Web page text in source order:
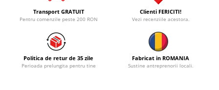
Transport GRATUIT
Pentru comenzile peste 200 RON
Clienti FERICITI!
Vezi recenziile acestora.
Politica de retur de 35 zile
Perioada prelungita pentru tine
Fabricat in ROMANIA
Sustine antreprenorii locali.